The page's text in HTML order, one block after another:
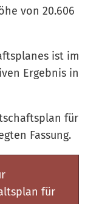
von 20.606
ist im
Ergebnis in
für
Fassung.
für